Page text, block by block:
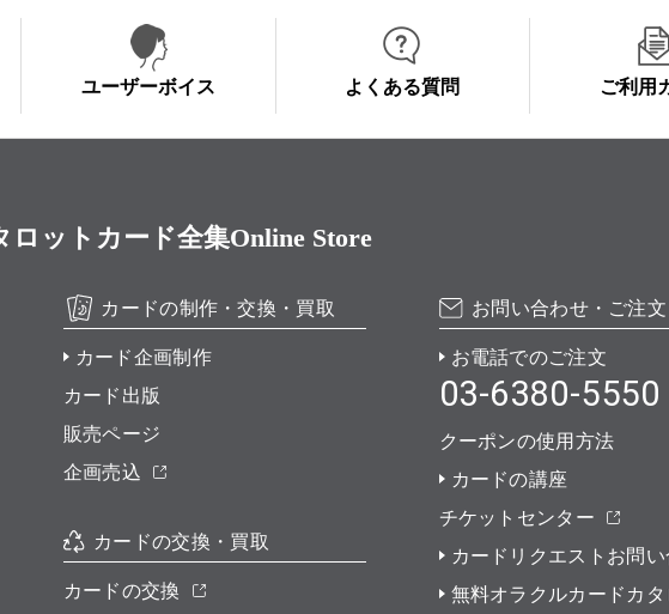
ユーザーボイス よくある質問 ご利用
ットカード全集Online Store
カードの制作・交換・買取
カード企画制作
カード出版
販売ページ
企画売込
カードの交換・買取
カードの交換
お問い合わせ・ご注文
お電話でのご注文
03-6380-5550
クーポンの使用方法
カードの講座
チケットセンター
カードリクエストお問
無料オラクルカードカ